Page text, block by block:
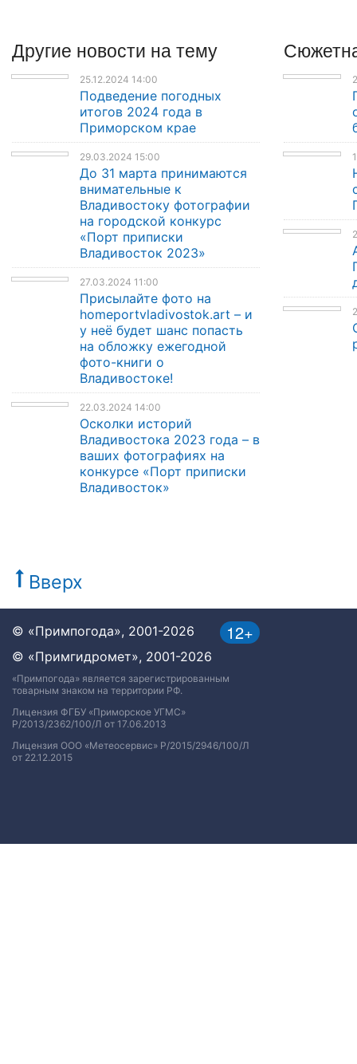
Другие новости на тему
25.12.2024 14:00
Подведение погодных
итогов 2024 года в
Приморском крае
29.03.2024 15:00
До 31 марта принимаются
внимательные к
Владивостоку фотографии
на городской конкурс
«Порт приписки
Владивосток 2023»
27.03.2024 11:00
Присылайте фото на
homeportvladivostok.art – и
у неё будет шанс попасть
на обложку ежегодной
фото-книги о
Владивостоке!
22.03.2024 14:00
Осколки историй
Владивостока 2023 года – в
ваших фотографиях на
конкурсе «Порт приписки
Владивосток»
Вверх
12+
© «Примпогода», 2001-2026
© «Примгидромет», 2001-2026
«Примпогода» является зарегистрированным
товарным знаком на территории РФ.
Лицензия ФГБУ «Приморское УГМС»
Р/2013/2362/100/Л от 17.06.2013
Лицензия ООО «Метеосервис» Р/2015/2946/100/Л
от 22.12.2015